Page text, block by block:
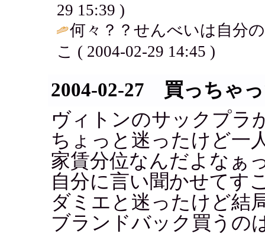
29 15:39 )
何々？？せんべいは自分
こ ( 2004-02-29 14:45 )
2004-02-27 買っちゃ
ヴィトンのサックプラ
ちょっと迷ったけど一
家賃分位なんだよなぁ
自分に言い聞かせてす
ダミエと迷ったけど結
ブランドバック買うの